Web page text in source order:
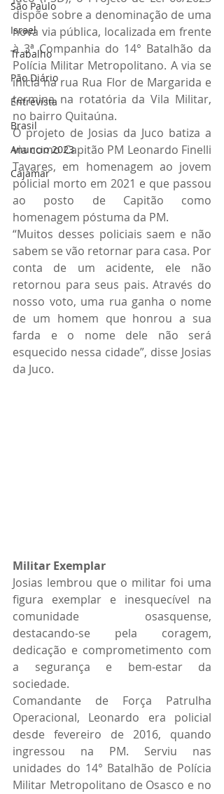
São Paulo
Israel
Trabalho
Pão Diário
Entrevista
Brasil
Anuncio 2023
Cajamar
dispõe sobre a denominação de uma
nova via pública, localizada em frente
à 3ª Companhia do 14° Batalhão da
Polícia Militar Metropolitano. A via se
inicia na rua Rua Flor de Margarida e
termina na rotatória da Vila Militar,
no bairro Quitaúna.
O projeto de Josias da Juco batiza a
via como Capitão PM Leonardo Finelli
Tavares, em homenagem ao jovem
policial morto em 2021 e que passou
ao posto de Capitão como
homenagem póstuma da PM.
“Muitos desses policiais saem e não
sabem se vão retornar para casa. Por
conta de um acidente, ele não
retornou para seus pais. Através do
nosso voto, uma rua ganha o nome
de um homem que honrou a sua
farda e o nome dele não será
esquecido nessa cidade”, disse Josias
da Juco.
Militar Exemplar
Josias lembrou que o militar foi uma
figura exemplar e inesquecível na
comunidade osasquense,
destacando-se pela coragem,
dedicação e comprometimento com
a segurança e bem-estar da
sociedade.
Comandante de Força Patrulha
Operacional, Leonardo era policial
desde fevereiro de 2016, quando
ingressou na PM. Serviu nas
unidades do 14° Batalhão de Polícia
Militar Metropolitano de Osasco e no